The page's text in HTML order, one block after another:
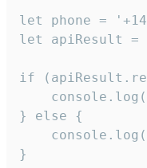
let phone =
let apiResult =
if
} else {
}